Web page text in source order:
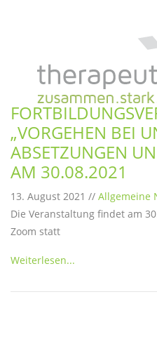
„VORGEHEN BEI
ABSETZUNGEN
AM 30.08.2021
13. August 2021 // Allgemeine
Die Veranstaltung findet am
Zoom statt
Weiterlesen...